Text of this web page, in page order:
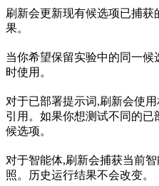
刷新会更新现有候选项已捕
果。
当你希望保留实验中的同一
时使用。
对于已部署提示词,刷新会使
引用。如果你想测试不同的
候选项。
对于智能体,刷新会捕获当前
照。历史运行结果不会改变。